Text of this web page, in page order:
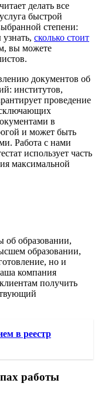
делать все
быстрой
степени:
сколько стоит
вы можете
документов об
институтов,
проведение
в
и может быть
Работа с нами
использует часть
максимальной
об образовании,
образовании,
но и
компания
получить
в реестр
работы